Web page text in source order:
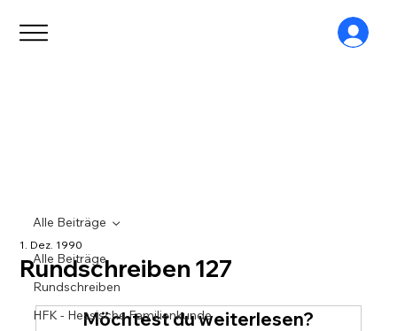
Alle Beiträge
Rundschreiben
HFK - Hessische Familienkunde
Alle Beiträge
Rundschreiben 127
1. Dez. 1990
Möchtest du weiterlesen?